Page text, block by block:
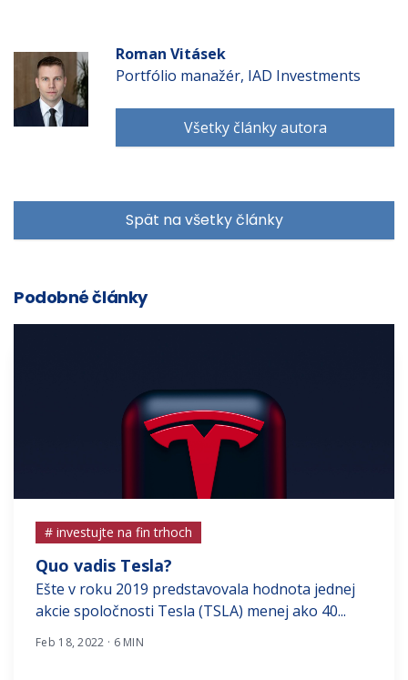
Roman Vitásek
Portfólio manažér, IAD Investments
Všetky články autora
Spät na všetky články
Podobné články
# investujte na fin trhoch
Quo vadis Tesla?
Ešte v roku 2019 predstavovala hodnota jednej
akcie spoločnosti Tesla (TSLA) menej ako 40...
Feb 18, 2022 · 6 MIN